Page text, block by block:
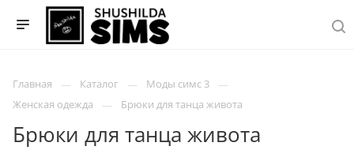
Главная Каталог
Моды симс 3
Женская одежда
Брюки для танца живота
Брюки для танца живота